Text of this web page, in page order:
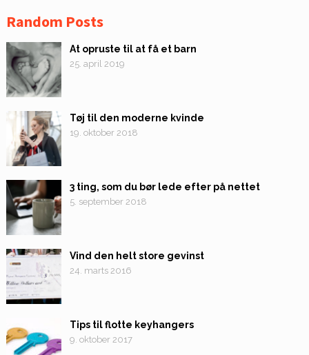
Random Posts
At opruste til at få et barn
25. april 2019
Tøj til den moderne kvinde
19. oktober 2018
3 ting, som du bør lede efter på nettet
5. september 2018
Vind den helt store gevinst
24. marts 2016
Tips til flotte keyhangers
9. oktober 2017